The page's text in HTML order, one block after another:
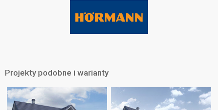
Projekty podobne i warianty